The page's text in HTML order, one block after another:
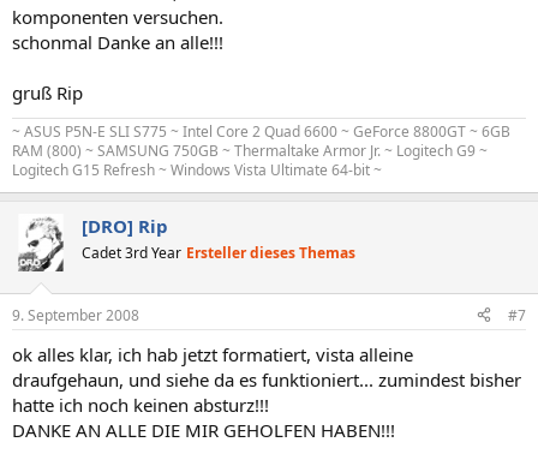
komponenten versuchen.
schonmal Danke an alle!!!
gruß Rip
~ ASUS P5N-E SLI S775 ~ Intel Core 2 Quad 6600 ~ GeForce 8800GT ~ 6GB
RAM (800) ~ SAMSUNG 750GB ~ Thermaltake Armor Jr. ~ Logitech G9 ~
Logitech G15 Refresh ~ Windows Vista Ultimate 64-bit ~
[DRO] Rip
Cadet 3rd Year Ersteller dieses Themas
9. September 2008 #7
ok alles klar, ich hab jetzt formatiert, vista alleine
draufgehaun, und siehe da es funktioniert... zumindest bisher
hatte ich noch keinen absturz!!!
DANKE AN ALLE DIE MIR GEHOLFEN HABEN!!!